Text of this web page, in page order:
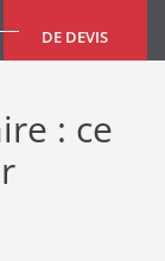
DE DEVIS
: ce